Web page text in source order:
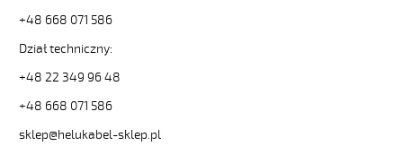
czar.numer/bezh
ekran.
od
Hekulabel
11349].
HELUKABEL
+48 668 071 586
Dział techniczny:
+48 22 349 96 48
+48 668 071 586
sklep@helukabel-sklep.pl